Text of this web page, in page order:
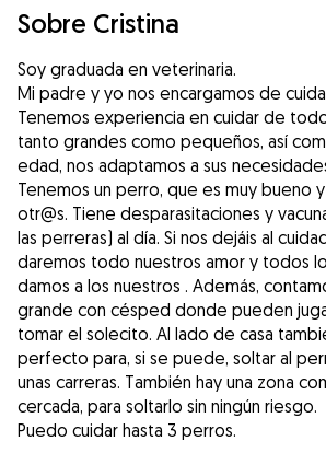
Sobre Cristina
Soy graduada en veterinaria.
Mi padre y yo nos encargamos de
Tenemos experiencia en cuidar de
tanto grandes como pequeños, así
edad, nos adaptamos a sus
Tenemos un perro, que es muy bueno
otr@s. Tiene desparasitaciones y
las perreras) al día. Si nos dejáis al
daremos todo nuestros amor y todos
damos a los nuestros . Además,
grande con césped donde pueden
tomar el solecito. Al lado de casa
perfecto para, si se puede, soltar al
unas carreras. También hay una zona
cercada, para soltarlo sin ningún riesgo.
Puedo cuidar hasta 3 perros.